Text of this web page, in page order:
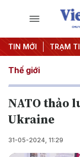
TIN MỚI TRẠM
Nghị quyết thành
Thế giới
NATO thảo
Ukraine
31-05-2024, 11:29